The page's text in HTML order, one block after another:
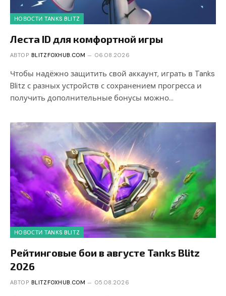
НОВОСТИ TANKS BLITZ
Леста ID для комфортной игры
АВТОР BLITZFOXHUB.COM 06.08.2026
Чтобы надёжно защитить свой аккаунт, играть в Tanks
Blitz с разных устройств с сохранением прогресса и
получить дополнительные бонусы можно…
НОВОСТИ TANKS BLITZ
Рейтинговые бои в августе Tanks Blitz
2026
АВТОР BLITZFOXHUB.COM 05.08.2026